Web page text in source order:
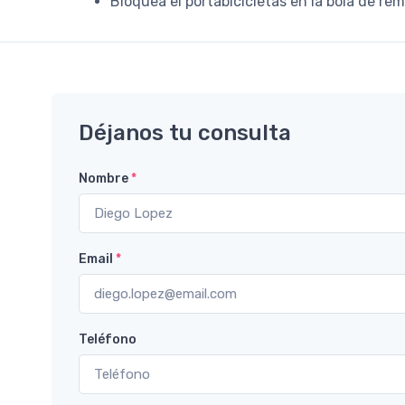
Déjanos tu consulta
Nombre*
Email *
Teléfono